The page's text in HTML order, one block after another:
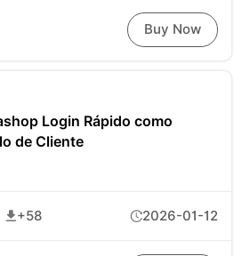
Buy Now
Login Rápido como
de Cliente
+58 2026-01-12